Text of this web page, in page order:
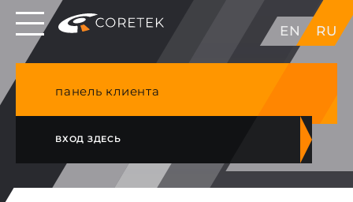
EN RU
Выделенные серверы в ЕС, Японии, ГК, США
NVME VPS & cPanel премиум хостинг в
панель клиента
ВХОД ЗДЕСЬ